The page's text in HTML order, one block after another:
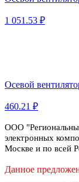
1 051.53 ₽
Осевой
460.21 ₽
ООО
электронных
Москве и по всей
Данное